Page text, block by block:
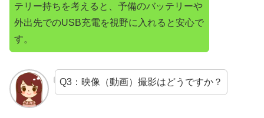
テリー持ちを考えると、予備のバッテリーや
外出先でのUSB充電を視野に入れると安心で
す。
Q3：映像（動画）撮影はどうですか？